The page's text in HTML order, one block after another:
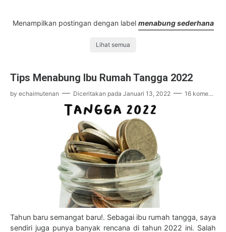
Menampilkan postingan dengan label menabung sederhana
Lihat semua
Tips Menabung Ibu Rumah Tangga 2022
by echaimutenan Diceritakan pada Januari 13, 2022 16 komentar
Tahun baru semangat baru!. Sebagai ibu rumah tangga, saya
sendiri juga punya banyak rencana di tahun 2022 ini. Salah